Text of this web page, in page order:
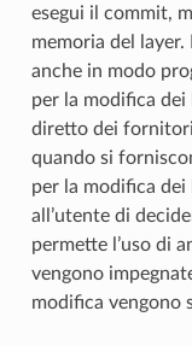
esegui il commit,
memoria del
anche in modo
per la modifica dei
diretto dei
quando si
per la modifica
all’utente di
permette l’uso di
vengono
modifica vengono